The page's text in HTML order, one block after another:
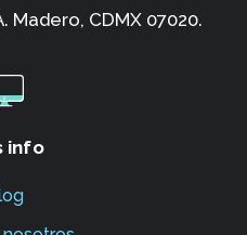
Madero, CDMX 07020.
info